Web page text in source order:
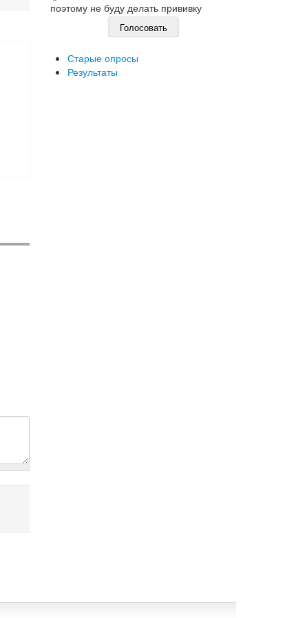
поэтому не буду делать прививку
Старые опросы
Результаты